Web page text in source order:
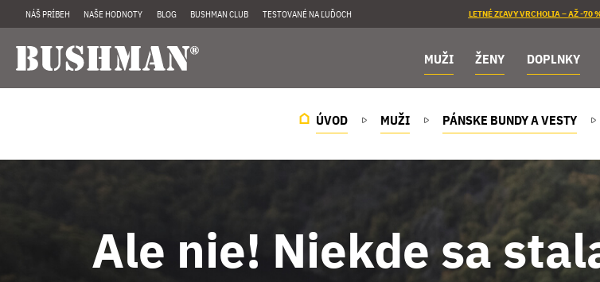
NÁŠ PRÍBEH NAŠE HODNOTY BLOG BUSHMAN CLUB TESTOVANÉ NA ĽUĎOCH LETNÉ ZĽAVY VRCHOLIA – AŽ -70
MUŽI ŽENY DOPLNKY
ÚVOD MUŽI PÁNSKE BUNDY A VESTY
Ale nie! Niekde sa